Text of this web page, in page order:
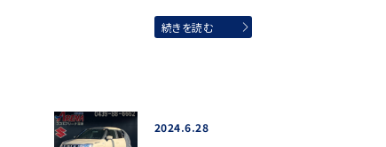
続きを読む
2024.6.28